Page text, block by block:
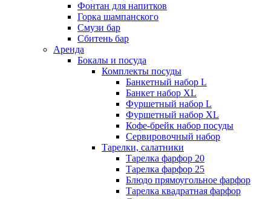
Фонтан для напитков
Горка шампанского
Смузи бар
Сбитень бар
Аренда
Бокалы и посуда
Комплекты посуды
Банкетный набор L
Банкет набор XL
Фуршетный набор L
Фуршетный набор ХL
Кофе-брейк набор посуды
Сервировочный набор
Тарелки, салатники
Тарелка фарфор 20
Тарелка фарфор 25
Блюдо прямоугольное фарфор
Тарелка квадратная фарфор